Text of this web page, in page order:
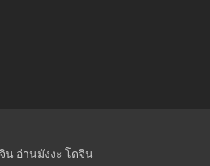
น อ่านมังงะ โดจิน